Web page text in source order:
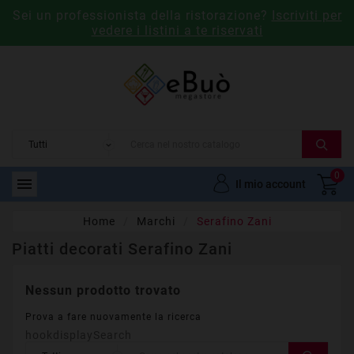
Sei un professionista della ristorazione? Iscriviti per
vedere i listini a te riservati
 Il mio account
0
Home Marchi Serafino Zani
Piatti decorati Serafino Zani
Nessun prodotto trovato
Prova a fare nuovamente la ricerca